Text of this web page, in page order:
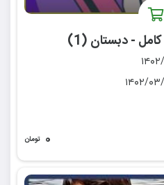
۰ تومان